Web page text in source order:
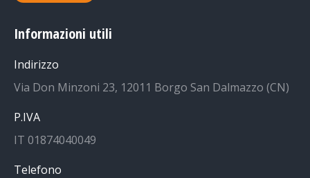
Informazioni utili
Indirizzo
Via Don Minzoni 23, 12011 Borgo San Dalmazzo (CN)
P.IVA
IT 01874040049
Telefono